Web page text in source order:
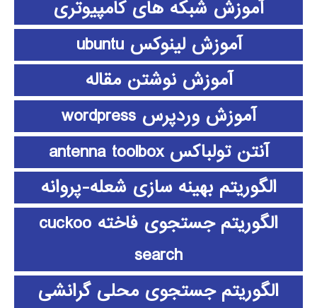
آموزش شبکه های کامپیوتری
آموزش لینوکس ubuntu
آموزش نوشتن مقاله
آموزش وردپرس wordpress
آنتن تولباکس antenna toolbox
الگوریتم بهینه سازی شعله-پروانه
الگوریتم جستجوی فاخته cuckoo
search
الگوریتم جستجوی محلی گرانشی